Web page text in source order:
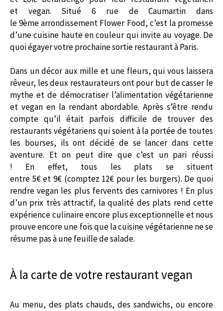
et
vegan. Situé
6 rue de Caumartin dans
le9èmearrondissement FlowerFood, c’est la promesse
d’une cuisine hauteen couleur qui invite au voyage. De
quoi égayer votre prochaine sortie restaurant à Paris.
Dans un décor aux mille et une fleurs, qui vous laissera
rêveur, les deux restaurateurs ont pour but de casser le
mythe et de démocratiser l’alimentation végétarienne
et vegan en la rendant abordable. Après s’être rendu
compte qu’il était parfois difficile de trouver des
restaurants végétariens qui soient à la portée de toutes
les bourses, ils ont décidé de se lancer dans cette
aventure. Et on peut dire que c’est un pari réussi
!
En effet, tous les plats se situent
entre 5€ et 9€ (comptez 12€ pour les burgers). De quoi
rendrevegan les plus fervents des carnivores ! En plus
d’un prix très attractif, la qualité des plats rend cette
expérience culinaire encore plus exceptionnelle et nous
prouve encore une fois que la cuisine végétarienne ne se
résume pas à une feuille de salade.
À la carte de votre restaurant vegan
Au menu, des plats chauds, des sandwichs, ou encore